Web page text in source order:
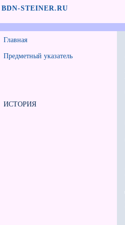
BDN-STEINER.RU
Главная
Предметный указатель
ИСТОРИЯ